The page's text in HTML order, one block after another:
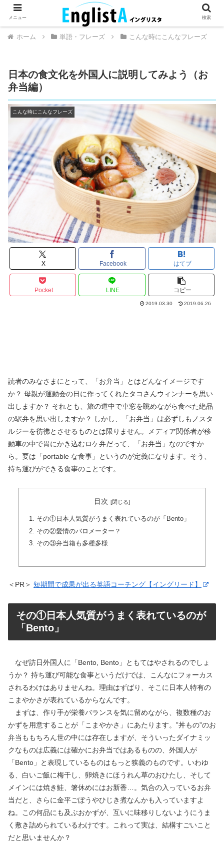
英語が話せるとちょっとハッピー。
ホーム 単語・フレーズ こんな時にこんなフレーズ
日本の食文化を外国人に説明してみよう（お
弁当編）
こんな時にこんなフレーズ
X Facebook はてブ
Pocket LINE コピー
2019.03.30 2019.06.26
読者のみなさまにとって、「お弁当」とはどんなイメージです
か？ 母親が運動会の日に作ってくれたタコさんウィンナーを思い
出しますか？ それとも、旅の道中で車窓を眺めながら食べた絶品
の駅弁を思い出しますか？ しかし、「お弁当」は必ずしもノスタ
ルジーを彷彿とさせるものとは限りません。メディア関係者が移
動車の中で胃にかき込むロケ弁だって、「お弁当」なのですか
ら。要は「portable な食事」というのが定義になります。そう、
持ち運びができる食事のことです。
目次
その①日本人気質がうまく表れているのが「Bento」
その②愛情のバロメーター？
その③弁当箱も多種多様
＜PR＞ 短期間で成果が出る英語コーチング【イングリード】
その①日本人気質がうまく表れているのが
「Bento」
なぜ訪日外国人に「Bento, Bento」ともてはやされるのでしょ
うか？ 持ち運び可能な食事というだけでは、こんなにフォーカス
されるわけはありませんね。理由はずばり、そこに日本人特有の
こまやかさが表れているからなんです。
まずは、作り手が栄養バランスを気に留めながら、複数種のお
かずを用意することが「こまやかさ」にあたります。”丼もの”のお
弁当ももちろん世の中には存在しますが、そういったダイナミッ
クなものは広義には確かにお弁当ではあるものの、外国人が
「Bento」と表現しているものはもっと狭義のものです。いわゆ
る、白いご飯に梅干し、卵焼きにほうれん草のおひたし、そして
メインには焼き鮭、箸休めにはお新香…。気合の入っているお弁
当だと、さらに金平ごぼうやひじき煮なんかも入っていますよ
ね。この何品にも及ぶおかずが、互いに味移りしないようにうま
く敷き詰められているわけです。これって実は、結構すごいこと
だと思いませんか？
メニュー 検索